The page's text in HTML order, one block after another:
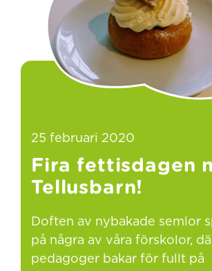
25 februari 2020
Fira fettisdagen
Tellusbarn!
Doften av nybakade semlor
på några av våra förskolor,
pedagoger bakar för fullt på